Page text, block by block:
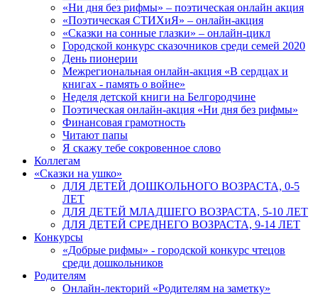
«Ни дня без рифмы» – поэтическая онлайн акция
«Поэтическая СТИХиЯ» – онлайн-акция
«Сказки на сонные глазки» – онлайн-цикл
Городской конкурс сказочников среди семей 2020
День пионерии
Межрегиональная онлайн-акция «В сердцах и
книгах - память о войне»
Неделя детской книги на Белгородчине
Поэтическая онлайн-акция «Ни дня без рифмы»
Финансовая грамотность
Читают папы
Я скажу тебе сокровенное слово
Коллегам
«Сказки на ушко»
ДЛЯ ДЕТЕЙ ДОШКОЛЬНОГО ВОЗРАСТА, 0-5
ЛЕТ
ДЛЯ ДЕТЕЙ МЛАДШЕГО ВОЗРАСТА, 5-10 ЛЕТ
ДЛЯ ДЕТЕЙ СРЕДНЕГО ВОЗРАСТА, 9-14 ЛЕТ
Конкурсы
«Добрые рифмы» - городской конкурс чтецов
среди дошкольников
Родителям
Онлайн-лекторий «Родителям на заметку»